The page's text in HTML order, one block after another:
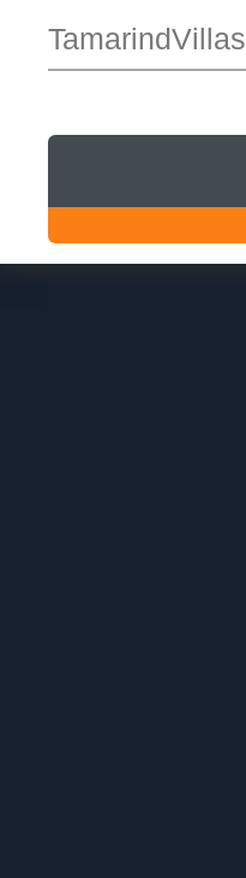
TamarindVillas